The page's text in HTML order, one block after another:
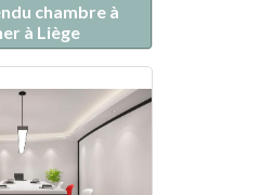
chambre à
à Liège